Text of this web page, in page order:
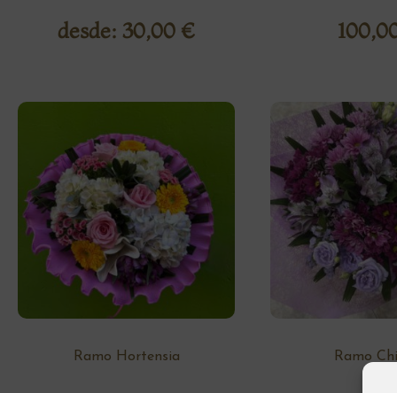
desde: 30,00 €
Ramo Hortensia Ramo